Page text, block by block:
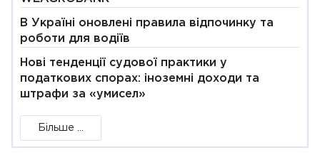
В Україні оновлені правила відпочинку та
роботи для водіїв
Нові тенденції судової практики у
податкових спорах: іноземні доходи та
штрафи за «умисел»
Більше ...